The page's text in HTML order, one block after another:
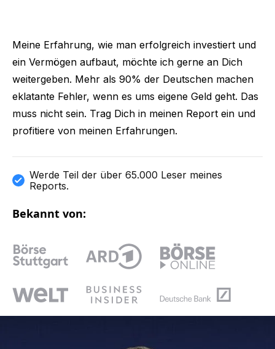
Meine Erfahrung, wie man erfolgreich investiert und
ein Vermögen aufbaut, möchte ich gerne an Dich
weitergeben. Mehr als 90% der Deutschen machen
eklatante Fehler, wenn es ums eigene Geld geht. Das
muss nicht sein. Trag Dich in meinen Report ein und
profitiere von meinen Erfahrungen.
Werde Teil der über 65.000 Leser meines
Reports.
Bekannt von: